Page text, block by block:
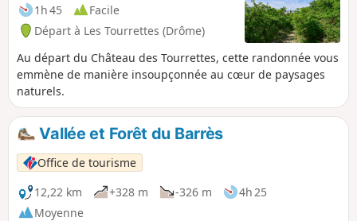
1h 45
Facile
Départ à Les Tourrettes (Drôme)
Au départ du Château des Tourrettes, cette randonnée vous
emmène de manière insoupçonnée au cœur de paysages
naturels.
Vallée et Forêt du Barrès
Office de tourisme
12,22 km
+328 m -326 m
4h 25
Moyenne